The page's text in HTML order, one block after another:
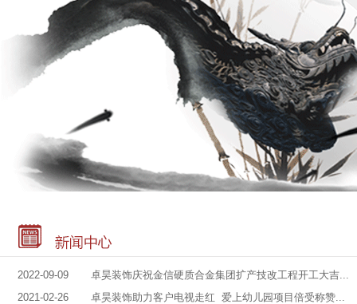
2022-09-09 卓昊装饰庆祝金信硬质合金集团扩产技改工程开工大吉...
2021-02-26 卓昊装饰助力客户电视走红 爱上幼儿园项目倍受称赞...